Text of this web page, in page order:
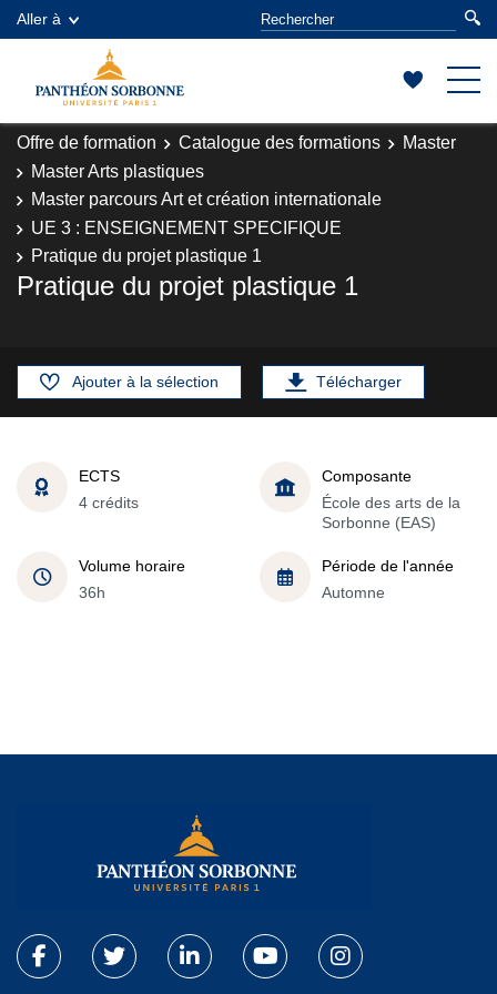
Aller à
Offre de formation Catalogue des formations
Master
Master Arts plastiques
Master parcours Art et création internationale
UE 3 : ENSEIGNEMENT SPECIFIQUE
Pratique du projet plastique 1
Pratique du projet plastique 1
Ajouter à la sélection Télécharger
ECTS
4 crédits
Composante
École des arts de la
Sorbonne (EAS)
Volume horaire
36h
Période de l'année
Automne